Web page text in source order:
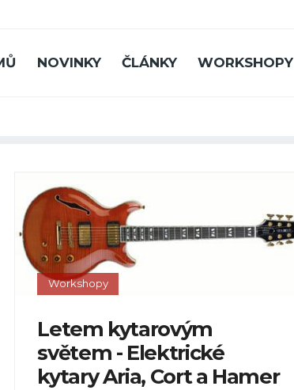
NOVINKY ČLÁNKY WORKSHOPY
Workshopy
Letem kytarovým
světem - Elektrické
kytary Aria, Cort a Hamer